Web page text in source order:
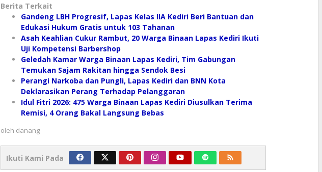
Berita Terkait
Gandeng LBH Progresif, Lapas Kelas IIA Kediri Beri Bantuan dan
Edukasi Hukum Gratis untuk 103 Tahanan
Asah Keahlian Cukur Rambut, 20 Warga Binaan Lapas Kediri Ikuti
Uji Kompetensi Barbershop
Geledah Kamar Warga Binaan Lapas Kediri, Tim Gabungan
Temukan Sajam Rakitan hingga Sendok Besi
​Perangi Narkoba dan Pungli, Lapas Kediri dan BNN Kota
Deklarasikan Perang Terhadap Pelanggaran
Idul Fitri 2026: 475 Warga Binaan Lapas Kediri Diusulkan Terima
Remisi, 4 Orang Bakal Langsung Bebas
oleh danang
Ikuti Kami Pada